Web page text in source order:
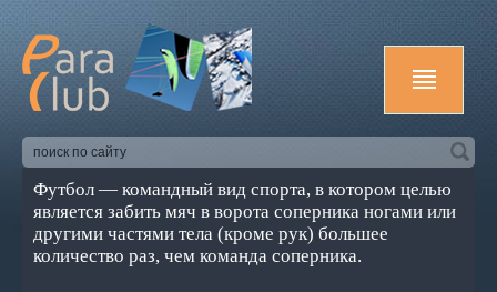
Футбол — командный вид спорта, в котором целью
является забить мяч в ворота соперника ногами или
другими частями тела (кроме рук) большее
количество раз, чем команда соперника.